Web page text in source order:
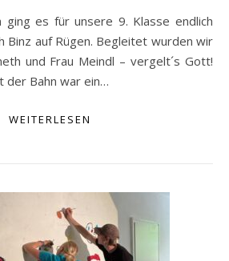
Binz auf Rügen. Begleitet wurden wir
und Frau Meindl – vergelt´s Gott!
der Bahn war ein…
WEITERLESEN